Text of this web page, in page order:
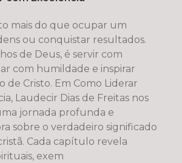
mais do que ocupar um
ou conquistar resultados.
de Deus, é servir com
com humildade e inspirar
de Cristo. Em Como Liderar
Laudecir Dias de Freitas nos
jornada profunda e
sobre o verdadeiro significado
Cada capítulo revela
exem